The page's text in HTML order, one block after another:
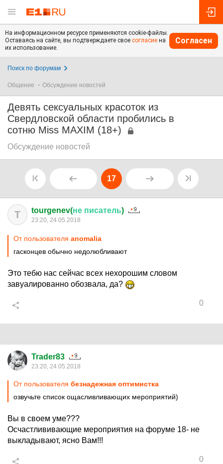
На информационном ресурсе применяются cookie-файлы.
Оставаясь на сайте, вы подтверждаете свое согласие на
их использование.
Согласен
Поиск по форумам
Общение Обсуждение новостей
Девять сексуальных красоток из
Свердловской области пробились в
сотню Miss MAXIM (18+)
Обсуждение новостей
17
T tourgenev(не писатель)
23:20, 24.05.2018
От пользователя anomalia
гасконцев обычно недолюбливают
Это тебю нас сейчас всех нехорошим словом
завуалированно обозвала, да?
0
Trader83
23:20, 24.05.2018
От пользователя безнадежная оптимистка
озвучьте список ощасливливающих мероприятий)
Вы в своем уме???
Осчастлививающие мероприятия на форуме 18- не
выкладывают, ясно Вам!!!
0